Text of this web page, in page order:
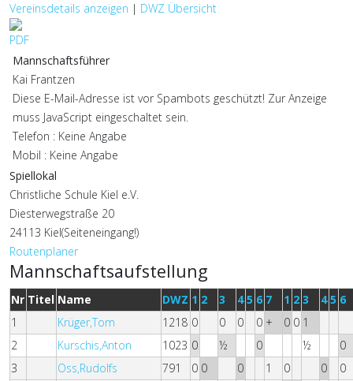
Vereinsdetails anzeigen | DWZ Übersicht
Mannschaftsführer
Kai Frantzen
Diese E-Mail-Adresse ist vor Spambots geschützt! Zur Anzeige
muss JavaScript eingeschaltet sein.
Telefon : Keine Angabe
Mobil : Keine Angabe
Spiellokal
Christliche Schule Kiel e.V.
Diesterwegstraße 20
24113 Kiel(Seiteneingang!)
Routenplaner
Mannschaftsaufstellung
Nr Titel Name DWZ 1 2 3 4 5 6 7 1 2 3 4 5 6
1
Krüger,Tom 1218 0 0 0 0 + 0 0 1
2
Kurschis,Anton 1023 0 ½ 0 ½
0
3
Oss,Rudolfs 791 0 0 0 1 0 0
0